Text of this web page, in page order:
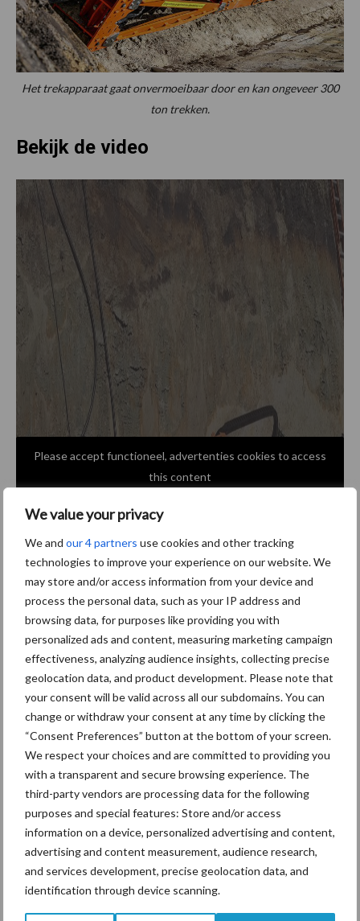
We value your privacy
We and our 4 partners use cookies and other tracking
technologies to improve your experience on our website. We
may store and/or access information from your device and
process the personal data, such as your IP address and
browsing data, for purposes like providing you with
personalized ads and content, measuring marketing campaign
effectiveness, analyzing audience insights, collecting precise
geolocation data, and product development. Please note that
your consent will be valid across all our subdomains. You can
change or withdraw your consent at any time by clicking the
“Consent Preferences” button at the bottom of your screen.
We respect your choices and are committed to providing you
with a transparent and secure browsing experience. The
third-party vendors are processing data for the following
purposes and special features: Store and/or access
information on a device, personalized advertising and content,
advertising and content measurement, audience research,
and services development, precise geolocation data, and
identification through device scanning.
Het trekapparaat gaat onvermoeibaar door en kan ongeveer 300
ton trekken.
Bekijk de video
Please accept functioneel, advertenties cookies to access
this content
Zestig meter leiding per uur
verwijderd, wat neerkomt op zo’n 500 meter per dag. Dit zonder al
teveel handwerk. Een medewerker met een controller houdt de
machine in de gaten en geeft zijn controller om de anderhalve